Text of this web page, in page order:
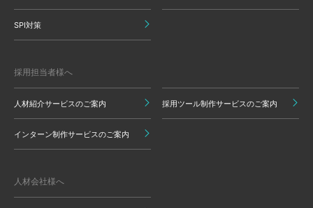
SPI対策
採用担当者様へ
人材紹介サービスのご案内 採用ツール制作サービスのご案内
インターン制作サービスのご案内
人材会社様へ